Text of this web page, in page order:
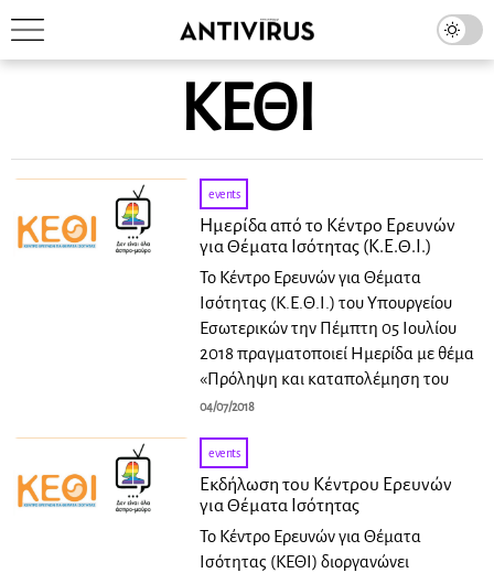
ΚΕΘΙ
events
Ημερίδα από το Κέντρο Ερευνών
για Θέματα Ισότητας (Κ.Ε.Θ.Ι.)
Το Κέντρο Ερευνών για Θέματα
Ισότητας (Κ.Ε.Θ.Ι.) του Υπουργείου
Εσωτερικών την Πέμπτη 05 Ιουλίου
2018 πραγματοποιεί Ημερίδα με θέμα
«Πρόληψη και καταπολέμηση του
04/07/2018
events
Εκδήλωση του Κέντρου Ερευνών
για Θέματα Ισότητας
Το Κέντρο Ερευνών για Θέματα
Ισότητας (ΚΕΘΙ) διοργανώνει